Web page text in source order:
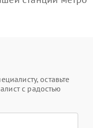
оставьте
с радостью